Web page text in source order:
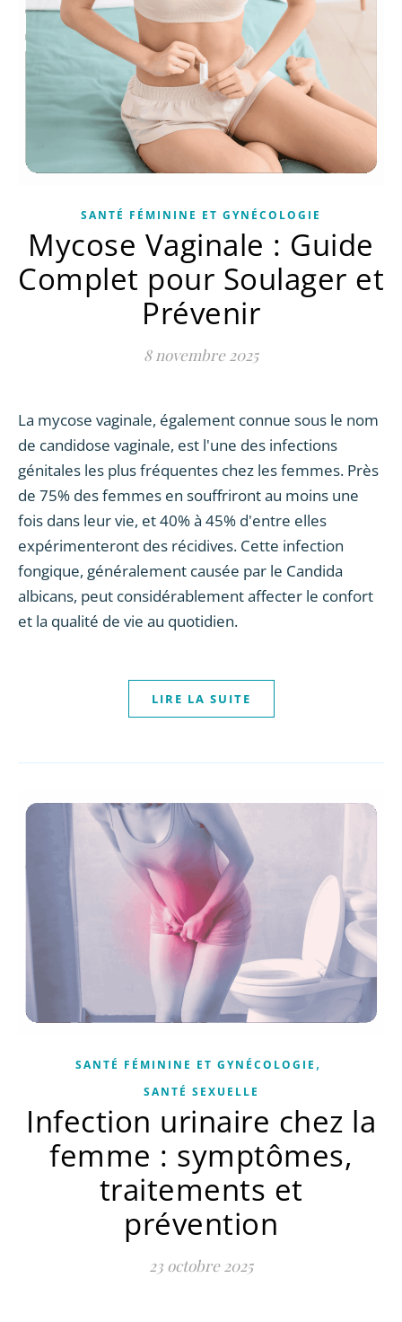
SANTÉ FÉMININE ET GYNÉCOLOGIE
Mycose Vaginale : Guide
Complet pour Soulager et
Prévenir
8 novembre 2025
La mycose vaginale, également connue sous le nom
de candidose vaginale, est l'une des infections
génitales les plus fréquentes chez les femmes. Près
de 75% des femmes en souffriront au moins une
fois dans leur vie, et 40% à 45% d'entre elles
expérimenteront des récidives. Cette infection
fongique, généralement causée par le Candida
albicans, peut considérablement affecter le confort
et la qualité de vie au quotidien.
LIRE LA SUITE
SANTÉ FÉMININE ET GYNÉCOLOGIE ,
SANTÉ SEXUELLE
Infection urinaire chez la
femme : symptômes,
traitements et
prévention
23 octobre 2025